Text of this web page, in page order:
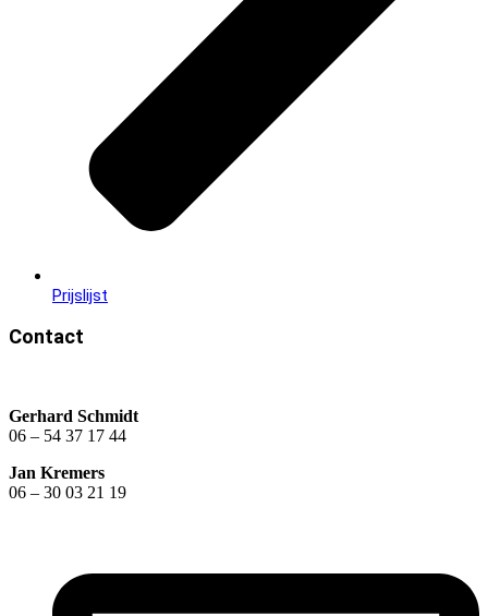
Prijslijst
Contact
Gerhard Schmidt
06 – 54 37 17 44​
Jan Kremers
06 – 30 03 21 19